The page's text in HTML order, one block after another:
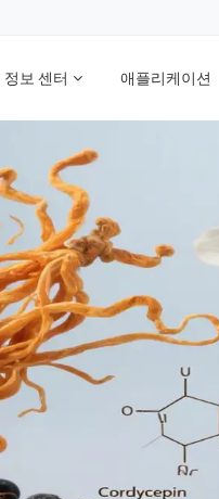
정보 센터 애플리케이션